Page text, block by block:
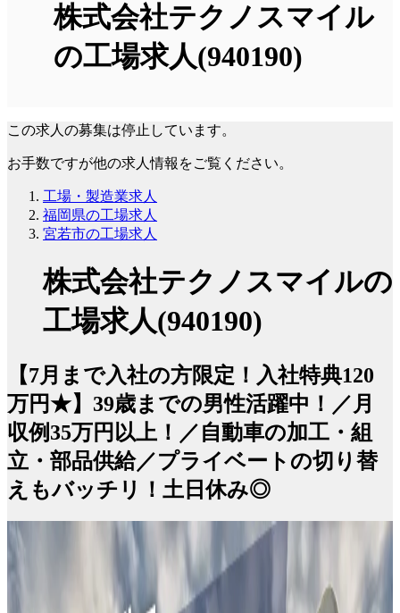
株式会社テクノスマイル
の工場求人(940190)
この求人の募集は停止しています。
お手数ですが他の求人情報をご覧ください。
工場・製造業求人
福岡県の工場求人
宮若市の工場求人
株式会社テクノスマイルの
工場求人(940190)
【7月まで入社の方限定！入社特典120
万円★】39歳までの男性活躍中！／月
収例35万円以上！／自動車の加工・組
立・部品供給／プライベートの切り替
えもバッチリ！土日休み◎